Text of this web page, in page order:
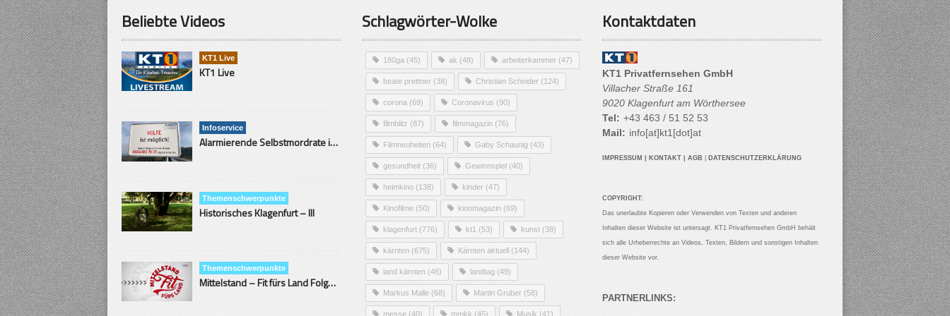
Beliebte Videos
KT1 Live
KT1 Live
Infoservice
Alarmierende Selbstmordrate in Kärnten
Themenschwerpunkte
Historisches Klagenfurt – III
Themenschwerpunkte
Mittelstand – Fit fürs Land Folge 9- Konditor
Schlagwörter-Wolke
180ga (45) ak (48) arbeiterkammer (47)
beate prettner (38) Christian Scheider (124)
corona (69) Coronavirus (90)
filmblitz (87) filmmagazin (76)
Filmneuheiten (64) Gaby Schaunig (43)
gesundheit (36) Gewinnspiel (40)
heimkino (138) kinder (47)
Kinofilme (50) kinomagazin (69)
klagenfurt (776) kt1 (53) kunst (38)
kärnten (675) Kärnten aktuell (144)
land kärnten (46) landtag (49)
Markus Malle (68) Martin Gruber (58)
messe (40) mmkk (45) Musik (41)
Kontaktdaten
KT1 Privatfernsehen GmbH
Villacher Straße 161
9020 Klagenfurt am Wörthersee
Tel: +43 463 / 51 52 53
Mail: info[at]kt1[dot]at
IMPRESSUM KONTAKT AGB DATENSCHUTZERKLÄRUNG
COPYRIGHT:
Das unerlaubte Kopieren oder Verwenden von Texten und anderen
Inhalten dieser Website ist untersagt. KT1 Privatfernsehen GmbH behält
sich alle Urheberrechte an Videos, Texten, Bildern und sonstigen Inhalten
dieser Website vor.
PARTNERLINKS: